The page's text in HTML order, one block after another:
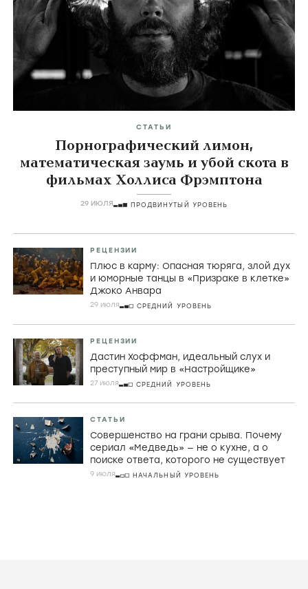
СТАТЬИ
Порнографический лимон,
математическая заумь и убой скота в
фильмах Холлиса Фрэмптона
29 ИЮЛЯ ПРОДВИНУТЫЙ УРОВЕНЬ
РЕЦЕНЗИИ
Плюс в карму: Опасная тюряга, злой дух
и юморные танцы в «Призраке в клетке»
Джоко Анвара
29 июля СРЕДНИЙ УРОВЕНЬ
РЕЦЕНЗИИ
Дастин Хоффман, идеальный слух и
преступный мир в «Настройщике»
27 июля СРЕДНИЙ УРОВЕНЬ
СТАТЬИ
Совершенство на грани срыва. Почему
сериал «Медведь» — не о кухне, а о
поиске ответа, которого не существует
9 июля НАЧАЛЬНЫЙ УРОВЕНЬ